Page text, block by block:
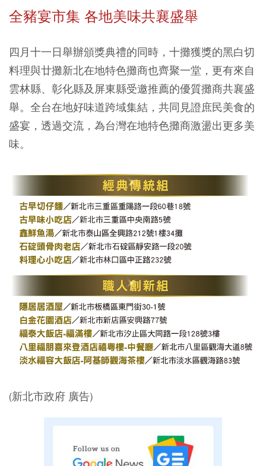
全豬宴市集 各地美味共襄盛舉
四月十一日舉辦頒獎典禮的同時，十攤獲獎的黑白切
料理與廿攤新北在地特色攤商也齊聚一堂，更有來自
雲林縣、彰化縣及屏東縣受邀推薦的優質攤商共襄盛
舉。全台在地好味道跨域集結，共同見證庶民美食的
盛宴，透過交流，為台灣在地特色攤商激盪出更多美
味。
(新北市政府 廣告)